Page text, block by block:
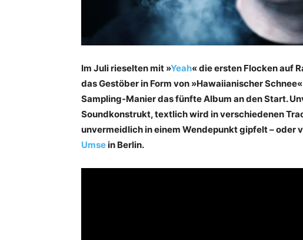
Im Juli rieselten mit »Yeah« die ersten Flocken auf
das Gestöber in Form von »Hawaiianischer
Sampling-Manier das fünfte Album an den Start.
Soundkonstrukt, textlich wird in verschiedenen
unvermeidlich in einem Wendepunkt gipfelt – oder
Umsein Berlin.